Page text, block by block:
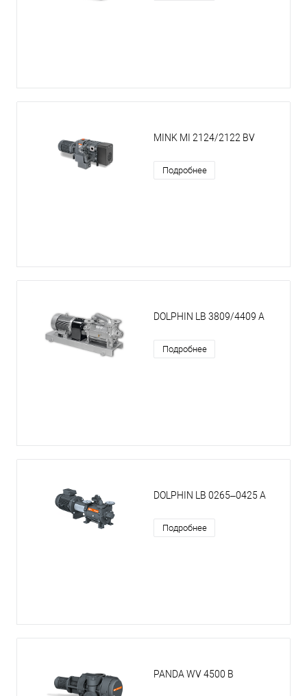
MINK MI 2124/2122 BV
Подробнее
DOLPHIN LB 3809/4409 A
Подробнее
DOLPHIN LB 0265–0425 A
Подробнее
PANDA WV 4500 B